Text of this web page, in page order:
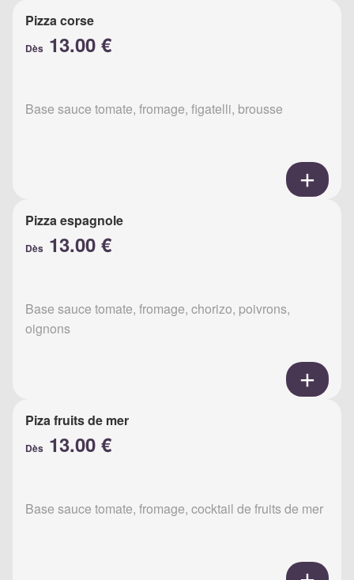
Pizza corse
Dès 13.00 €
Base sauce tomate, fromage, figatelli, brousse
Pizza espagnole
Dès 13.00 €
Base sauce tomate, fromage, chorizo, poivrons,
oignons
Piza fruits de mer
Dès 13.00 €
Base sauce tomate, fromage, cocktail de fruits de mer